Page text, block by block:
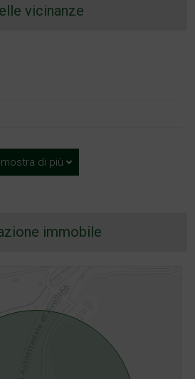
vicinanze
mostra di più
immobile